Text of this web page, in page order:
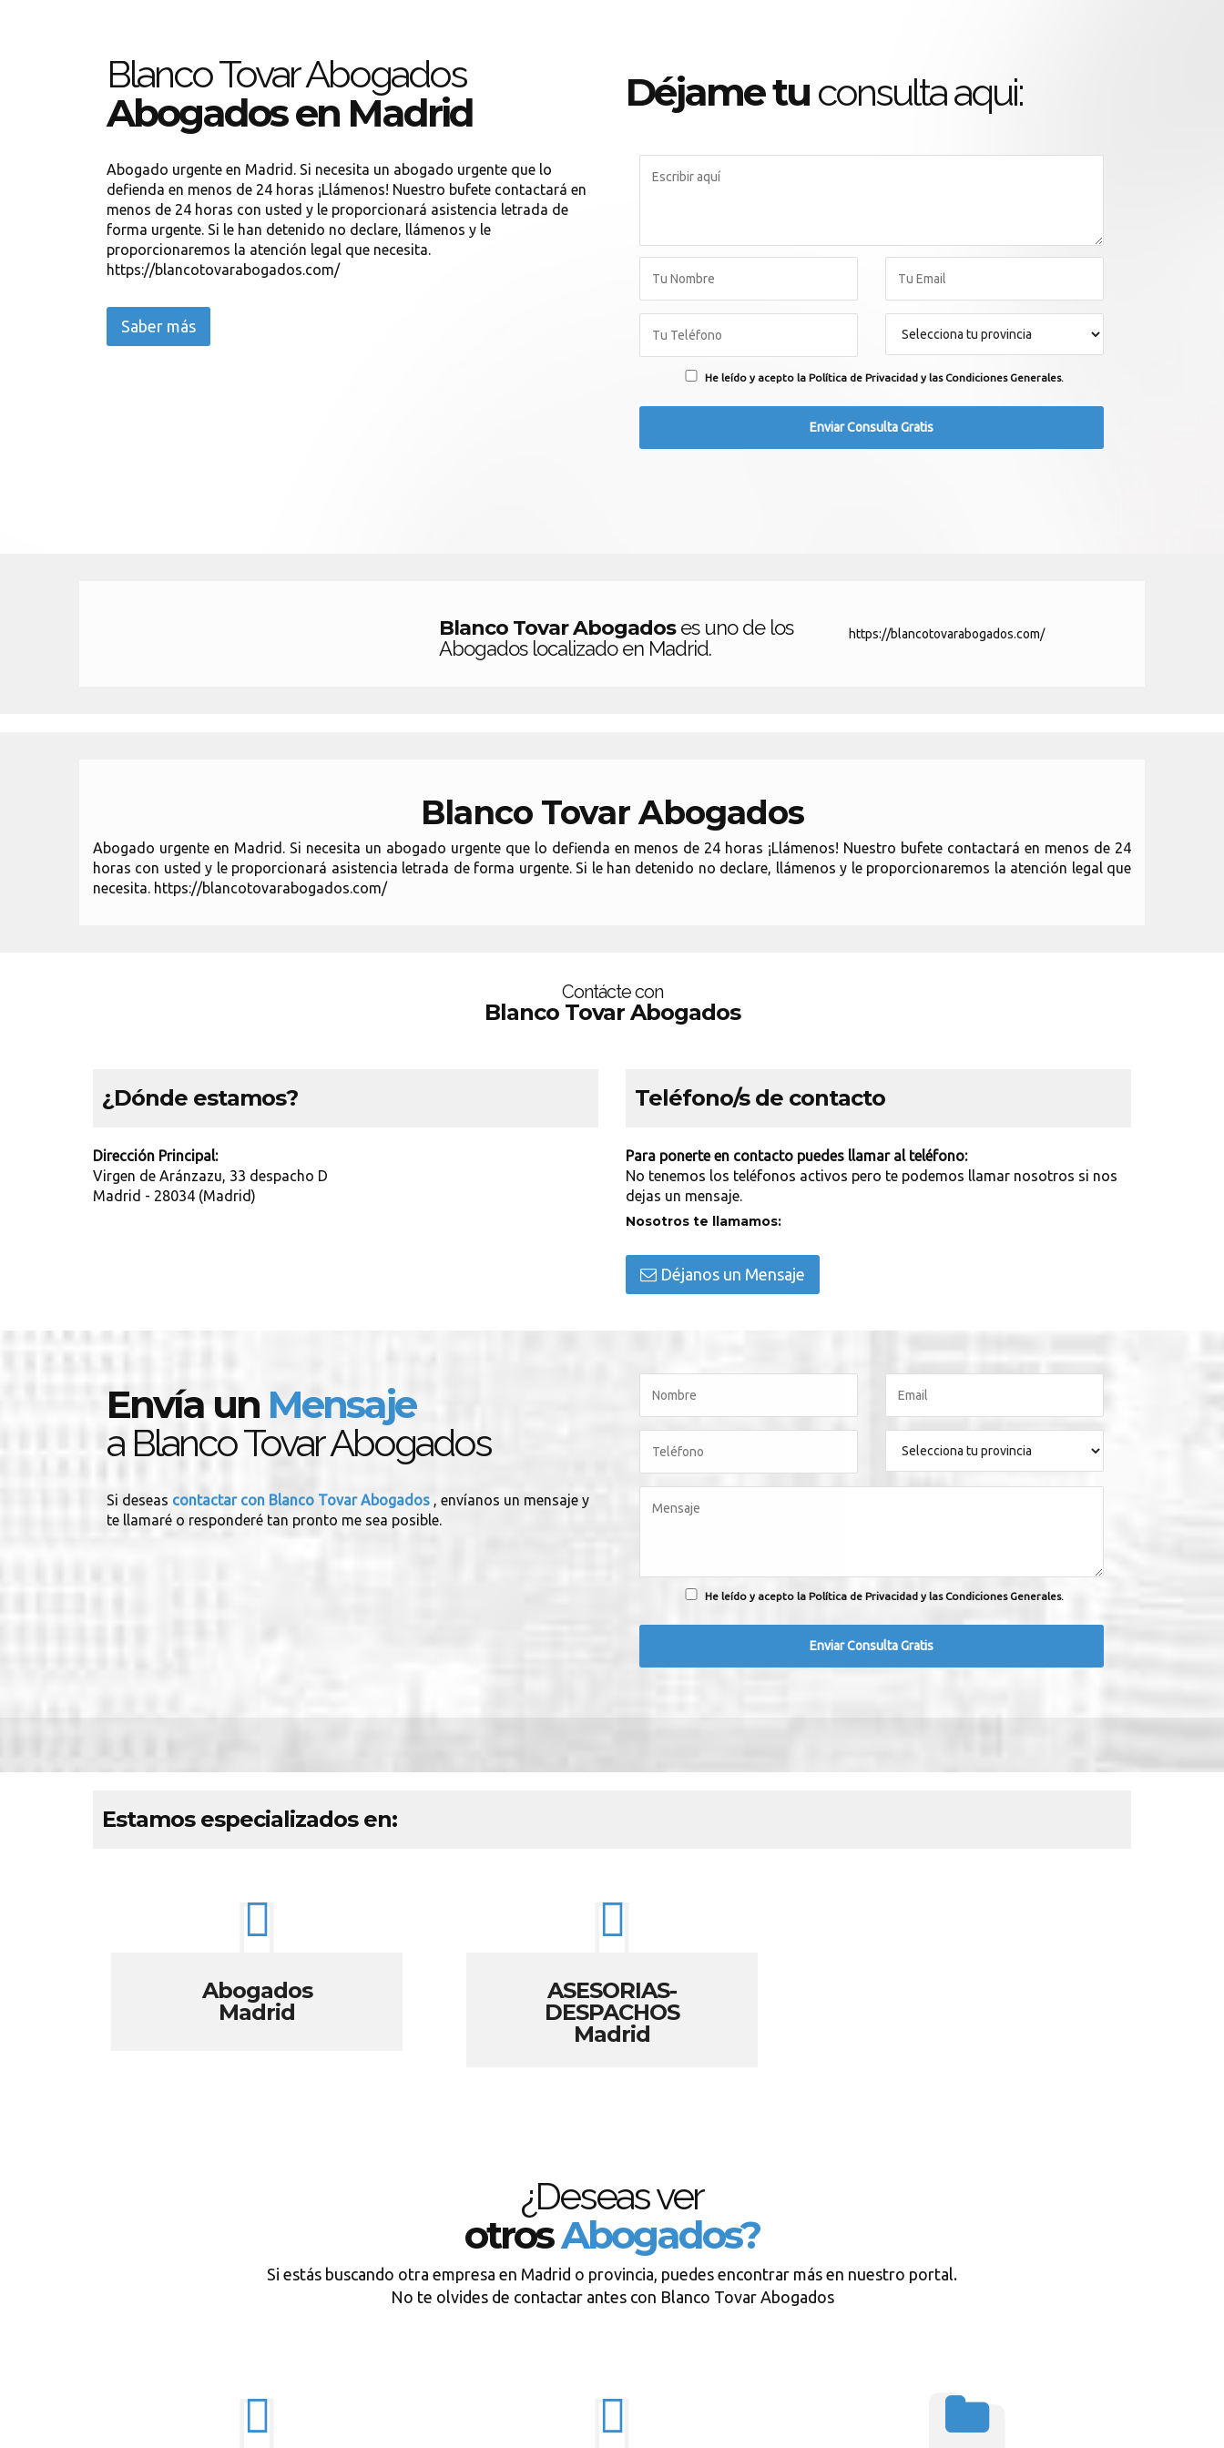
Blanco Tovar Abogados
Abogados en Madrid
Abogado urgente en Madrid. Si necesita un abogado urgente que lo
defienda en menos de 24 horas ¡Llámenos! Nuestro bufete contactará en
menos de 24 horas con usted y le proporcionará asistencia letrada de
forma urgente. Si le han detenido no declare, llámenos y le
proporcionaremos la atención legal que necesita.
https://blancotovarabogados.com/
Saber más
Déjame tu consulta aqui:
He leído y acepto la Política de Privacidad y las Condiciones Generales.
Blanco Tovar Abogadoses uno de los
Abogados localizado en Madrid.
https://blancotovarabogados.com/
Blanco Tovar Abogados
Abogado urgente en Madrid. Si necesita un abogado urgente que lo defienda en menos de 24 horas ¡Llámenos! Nuestro bufete contactará en menos de 24
horas con usted y le proporcionará asistencia letrada de forma urgente. Si le han detenido no declare, llámenos y le proporcionaremos la atención legal que
necesita. https://blancotovarabogados.com/
Contácte con
Blanco Tovar Abogados
¿Dónde estamos?
Dirección Principal:
Virgen de Aránzazu, 33 despacho D
Madrid - 28034 (Madrid)
Teléfono/s de contacto
Para ponerte en contacto puedes llamar al teléfono:
No tenemos los teléfonos activos pero te podemos llamar nosotros si nos
dejas un mensaje.
Nosotros te llamamos:
Déjanos un Mensaje
Envía un Mensaje
a Blanco Tovar Abogados
Si deseas contactar con Blanco Tovar Abogados , envíanos un mensaje y
te llamaré o responderé tan pronto me sea posible.
He leído y acepto la Política de Privacidad y las Condiciones Generales.
Estamos especializados en:
Abogados
Madrid
ASESORIAS-
DESPACHOS
Madrid
¿Deseas ver
otrosAbogados?
Si estás buscando otra empresa en Madrid o provincia, puedes encontrar más en nuestro portal.
No te olvides de contactar antes con Blanco Tovar Abogados